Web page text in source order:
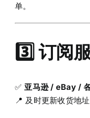
单。
3️⃣ 订阅
✅ 亚马逊 / eBay /
📍 及时更新收货地